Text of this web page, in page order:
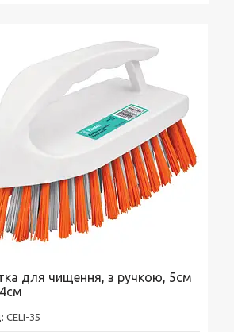
для чищення, з ручкою, 5см
CELI-35